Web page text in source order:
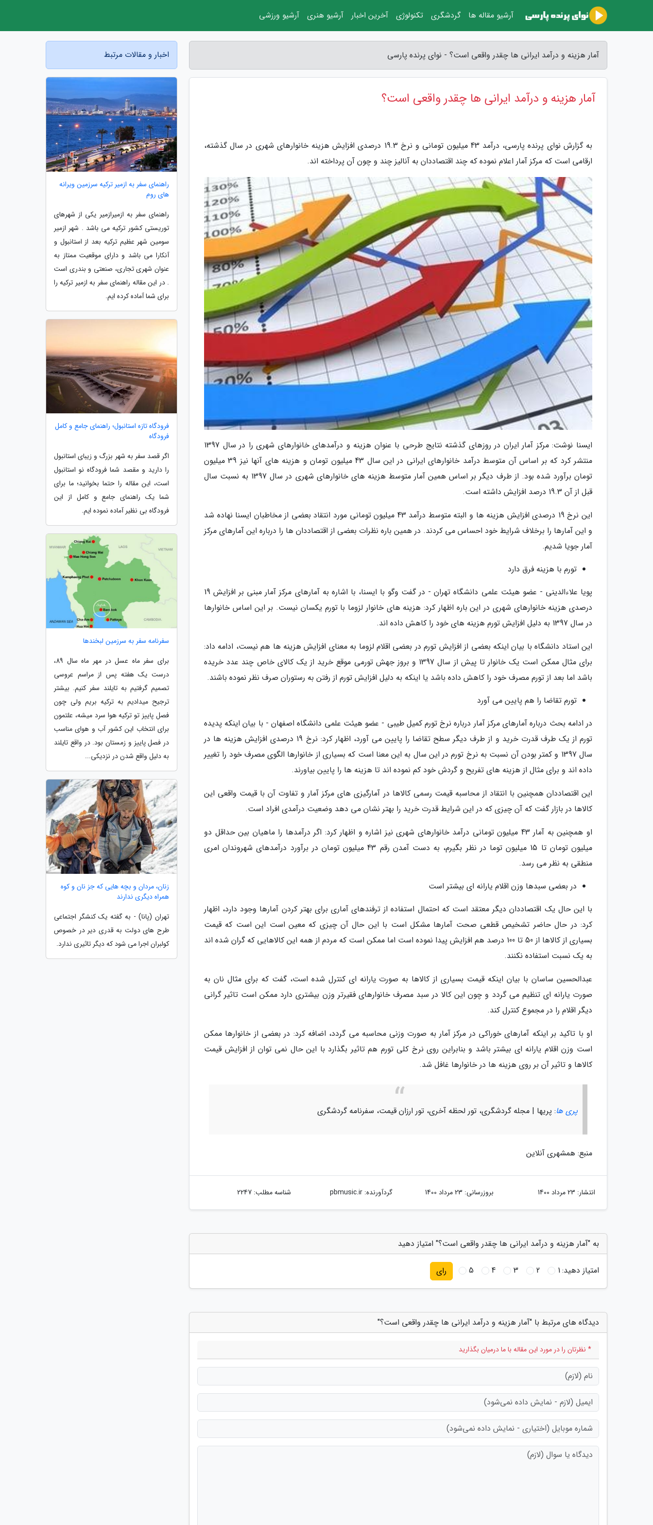
آمار هزینه و درآمد ایرانی ها چقدر واقعی است؟ - نوای پرنده پارسی
آمار هزینه و درآمد ایرانی ها چقدر واقعی است؟
به گزارش نوای پرنده پارسی، درآمد 43 میلیون تومانی و نرخ 19.3 درصدی افزایش هزینه خانوارهای شهری در سال گذشته،
ارقامی است که مرکز آمار اعلام نموده که چند اقتصاددان به آنالیز چند و چون آن پرداخته اند.
ایسنا نوشت: مرکز آمار ایران در روزهای گذشته نتایج طرحی با عنوان هزینه و درآمدهای خانوارهای شهری را در سال 1397
منتشر کرد که بر اساس آن متوسط درآمد خانوارهای ایرانی در این سال 43 میلیون تومان و هزینه های آنها نیز 39 میلیون
تومان برآورد شده بود. از طرف دیگر بر اساس همین آمار متوسط هزینه های خانوارهای شهری در سال 1397 به نسبت سال
قبل از آن 19.3 درصد افزایش داشته است.
این نرخ 19 درصدی افزایش هزینه ها و البته متوسط درآمد 43 میلیون تومانی مورد انتقاد بعضی از مخاطبان ایسنا نهاده شد
و این آمارها را برخلاف شرایط خود احساس می کردند. در همین باره نظرات بعضی از اقتصاددان ها را درباره این آمارهای مرکز
آمار جویا شدیم.
تورم با هزینه فرق دارد
پویا علاءالدینی - عضو هیئت علمی دانشگاه تهران - در گفت وگو با ایسنا، با اشاره به آمارهای مرکز آمار مبنی بر افزایش 19
درصدی هزینه خانوارهای شهری در این باره اظهار کرد: هزینه های خانوار لزوما با تورم یکسان نیست. بر این اساس خانوارها
در سال 1397 به دلیل افزایش تورم هزینه های خود را کاهش داده اند.
این استاد دانشگاه با بیان اینکه بعضی از افزایش تورم در بعضی اقلام لزوما به معنای افزایش هزینه ها هم نیست، ادامه داد:
برای مثال ممکن است یک خانوار تا پیش از سال 1397 و بروز جهش تورمی موقع خرید از یک کالای خاص چند عدد خریده
باشد اما بعد از تورم مصرف خود را کاهش داده باشد یا اینکه به دلیل افزایش تورم از رفتن به رستوران صرف نظر نموده باشند.
تورم تقاضا را هم پایین می آورد
در ادامه بحث درباره آمارهای مرکز آمار درباره نرخ تورم کمیل طیبی - عضو هیئت علمی دانشگاه اصفهان - با بیان اینکه پدیده
تورم از یک طرف قدرت خرید و از طرف دیگر سطح تقاضا را پایین می آورد، اظهار کرد: نرخ 19 درصدی افزایش هزینه ها در
سال 1397 و کمتر بودن آن نسبت به نرخ تورم در این سال به این معنا است که بسیاری از خانوارها الگوی مصرف خود را تغییر
داده اند و برای مثال از هزینه های تفریح و گردش خود کم نموده اند تا هزینه ها را پایین بیاورند.
این اقتصاددان همچنین با انتقاد از محاسبه قیمت رسمی کالاها در آمارگیزی های مرکز آمار و تفاوت آن با قیمت واقعی این
کالاها در بازار گفت که آن چیزی که در این شرایط قدرت خرید را بهتر نشان می دهد وضعیت درآمدی افراد است.
او همچنین به آمار 43 میلیون تومانی درآمد خانوارهای شهری نیز اشاره و اظهار کرد: اگر درآمدها را ماهیان بین حداقل دو
میلیون تومان تا 15 میلیون توما در نظر بگیرم، به دست آمدن رقم 43 میلیون تومان در برآورد درآمدهای شهروندان امری
منطقی به نظر می رسد.
در بعضی سبدها وزن اقلام یارانه ای بیشتر است
با این حال یک اقتصاددان دیگر معتقد است که احتمال استفاده از ترفندهای آماری برای بهتر کردن آمارها وجود دارد، اظهار
کرد: در حال حاضر تشخیص قطعی صحت آمارها مشکل است با این حال آن چیزی که معین است این است که قیمت
بسیاری از کالاها از 50 تا 100 درصد هم افزایش پیدا نموده است اما ممکن است که مردم از همه این کالاهایی که گران شده اند
به یک نسبت استفاده نکنند.
عبدالحسین ساسان با بیان اینکه قیمت بسیاری از کالاها به صورت یارانه ای کنترل شده است، گفت که برای مثال نان به
صورت یارانه ای تنظیم می گردد و چون این کالا در سبد مصرف خانوارهای فقیرتر وزن بیشتری دارد ممکن است تاثیر گرانی
دیگر اقلام را در مجموع کنترل کند.
او با تاکید بر اینکه آمارهای خوراکی در مرکز آمار به صورت وزنی محاسبه می گردد، اضافه کرد: در بعضی از خانوارها ممکن
است وزن اقلام یارانه ای بیشتر باشد و بنابراین روی نرخ کلی تورم هم تاثیر بگذارد با این حال نمی توان از افزایش قیمت
کالاها و تاثیر آن بر روی هزینه ها در خانوارها غافل شد.
پری ها: پریها | مجله گردشگری، تور لحظه آخری، تور ارزان قیمت، سفرنامه گردشگری
منبع: همشهری آنلاین
انتشار: 23 مرداد 1400 بروزرسانی: 23 مرداد 1400 گردآورنده:pbmusic.ir شناسه مطلب: 2247
به "آمار هزینه و درآمد ایرانی ها چقدر واقعی است؟" امتیاز دهید
امتیاز دهید:1
2
3
4
5 رای
دیدگاه های مرتبط با "آمار هزینه و درآمد ایرانی ها چقدر واقعی است؟"
* نظرتان را در مورد این مقاله با ما درمیان بگذارید
اخبار و مقالات مرتبط
راهنمای سفر به ازمیر ترکیه سرزمین ویرانه
های روم
راهنمای سفر به ازمیرازمیر یکی از شهرهای
توریستی کشور ترکیه می باشد . شهر ازمیر
سومین شهر عظیم ترکیه بعد از استانبول و
آنکارا می باشد و دارای موقعیت ممتاز به
عنوان شهری تجاری، صنعتی و بندری است
. در این مقاله راهنمای سفر به ازمیر ترکیه را
برای شما آماده کرده ایم.
فرودگاه تازه استانبول؛ راهنمای جامع و کامل
فرودگاه
اگر قصد سفر به شهر بزرگ و زیبای استانبول
را دارید و مقصد شما فرودگاه نو استانبول
است، این مقاله را حتما بخوانید؛ ما برای
شما یک راهنمای جامع و کامل از این
فرودگاه بی نظیر آماده نموده ایم.
سفرنامه سفر به سرزمین لبخندها
برای سفر ماه عسل در مهر ماه سال 89،
درست یک هفته پس از مراسم عروسی
تصمیم گرفتیم به تایلند سفر کنیم. بیشتر
ترجیح میدادیم به ترکیه بریم ولی چون
فصل پاییز تو ترکیه هوا سرد میشه، علتمون
برای انتخاب این کشور آب و هوای مناسب
در فصل پاییز و زمستان بود. در واقع تایلند
به دلیل واقع شدن در نزدیکی...
زنان، مردان و بچه هایی که جز نان و کوه
همراه دیگری ندارند
تهران (پانا) - به گفته یک کنشگر اجتماعی
طرح های دولت به قدری دیر در خصوص
کولبران اجرا می شود که دیگر تاثیری ندارد.
آرشیو مقاله ها گردشگری تکنولوژی آخرین اخبار آرشیو هنری آرشیو ورزشی